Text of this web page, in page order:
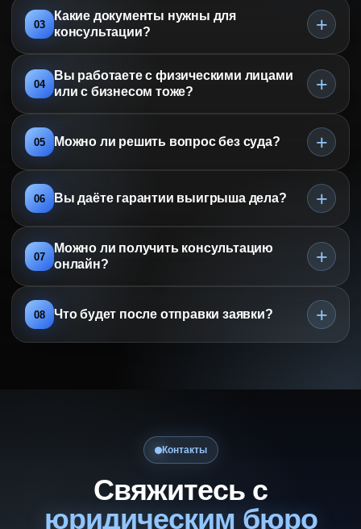
03
Какие документы нужны для
консультации?
+
04
Вы работаете с физическими лицами
или с бизнесом тоже?
+
05 Можно ли решить вопрос без суда? +
06 Вы даёте гарантии выигрыша дела? +
07
Можно ли получить консультацию
онлайн?
+
08 Что будет после отправки заявки? +
Контакты
Свяжитесь с
юридическим бюро